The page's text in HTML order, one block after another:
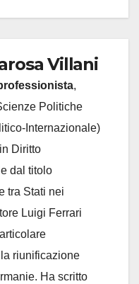
Villani
,
Politiche
Internazionale)
Diritto
dal titolo
tra Stati nei
Luigi Ferrari
riunificazione
Ha scritto